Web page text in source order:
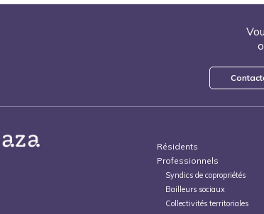
Résidents
Professionnels
Syndics de copropriétés
Bailleurs sociaux
Collectivités territoriales